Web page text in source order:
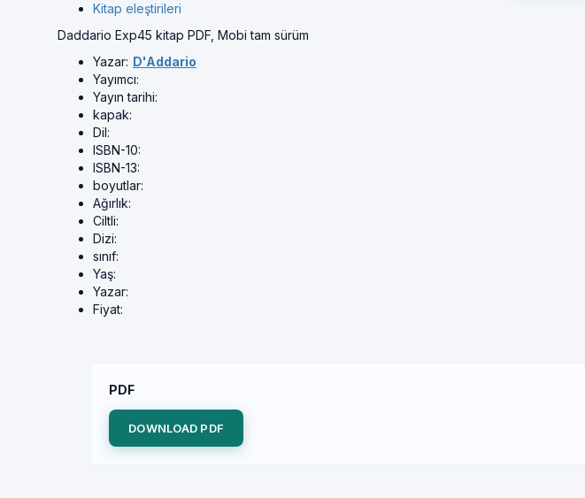
Kitap eleştirileri
Daddario Exp45 kitap PDF, Mobi tam sürüm
Yazar: D'Addario
Yayımcı:
Yayın tarihi:
kapak:
Dil:
ISBN-10:
ISBN-13:
boyutlar:
Ağırlık:
Ciltli:
Dizi:
sınıf:
Yaş:
Yazar:
Fiyat:
PDF
DOWNLOAD PDF